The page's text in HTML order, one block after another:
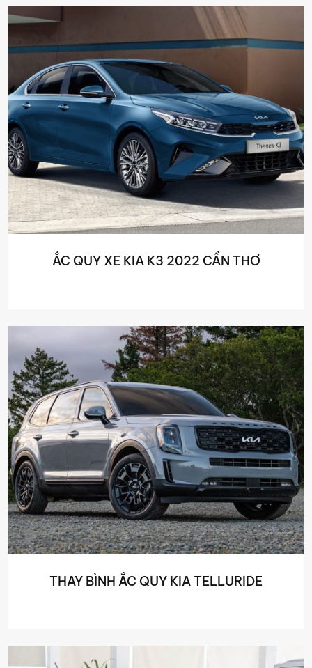
ẮC QUY XE KIA K3 2022 CẦN THƠ
THAY BÌNH ẮC QUY KIA TELLURIDE